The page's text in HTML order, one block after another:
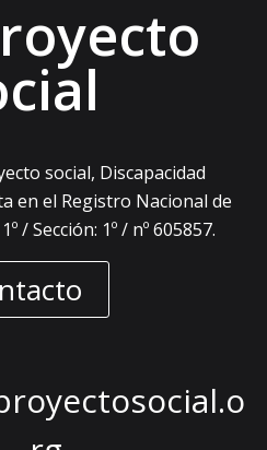
social, Discapacidad
en el Registro Nacional de
/ Sección: 1º / nº 605857.